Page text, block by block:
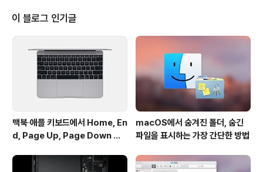
니다. ▼ 즉, 말하기 기능의 기본 흐름은 fn 키 두번 연속 누
르기 → 음성 입력 → fn 키(혹은 enter )키 입력 순입니다.
하지만 과정을 좀 더 간소화 할 수 있는 방법이 있습니다.
말하기 기능을 호출하기 위해 fn 키를 두 번 연속해서 누르
는 것은 앞의 방법과 동일하지만, fn ..
이 블로그 인기글
맥북∙애플 키보드에서 Home, En
d, Page Up, Page Down 키
macOS에서 숨겨진 폴더, 숨긴
파일을 표시하는 가장 간단한 방법